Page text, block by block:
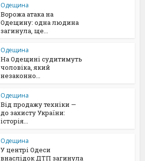
Одещина
Ворожа атака на
Одещину: одна людина
загинула, ще...
Одещина
На Одещині судитимуть
чоловіка, який
незаконно...
Одещина
Від продажу техніки —
до захисту України:
історія...
Одещина
У центрі Одеси
внаслідок ДТП загинула